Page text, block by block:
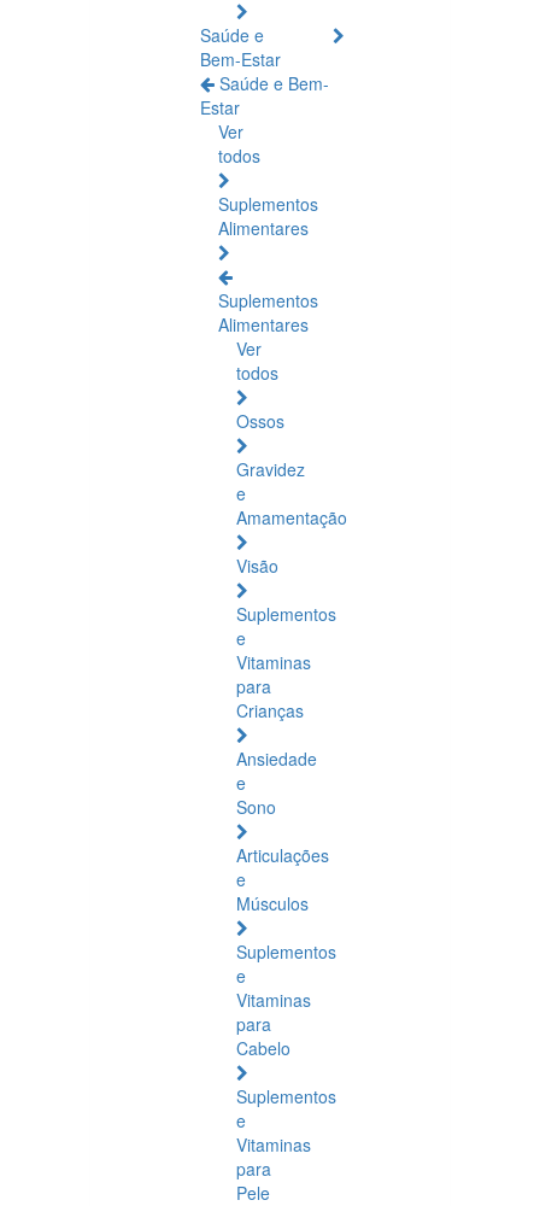
Saúde e
Bem-Estar
Saúde e Bem-
Estar
Ver
todos
Suplementos
Alimentares
Suplementos
Alimentares
Ver
todos
Ossos
Gravidez
e
Amamentação
Visão
Suplementos
e
Vitaminas
para
Crianças
Ansiedade
e
Sono
Articulações
e
Músculos
Suplementos
e
Vitaminas
para
Cabelo
Suplementos
e
Vitaminas
para
Pele